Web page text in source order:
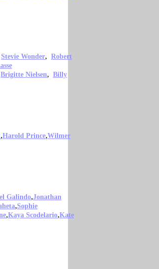
Stevie Wonder, Robert
Brigitte Nielsen, Billy
,Harold Prince,Wilmer
Galindo,Jonathan
,Sophie
,Kaya Scodelario,Kate